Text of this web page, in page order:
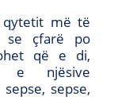
qytetit më të
se çfarë po
që e di,
e njësive
sepse,